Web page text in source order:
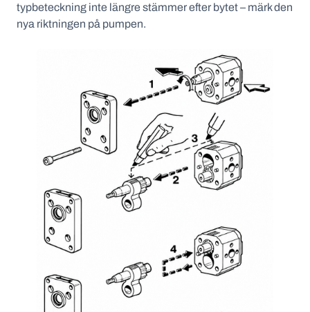
typbeteckning inte längre stämmer efter bytet – märk den
nya riktningen på pumpen.